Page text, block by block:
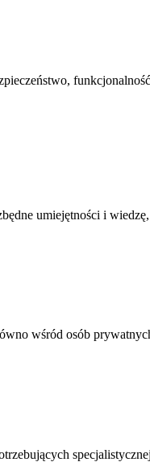
umiejętności i
wśród osób